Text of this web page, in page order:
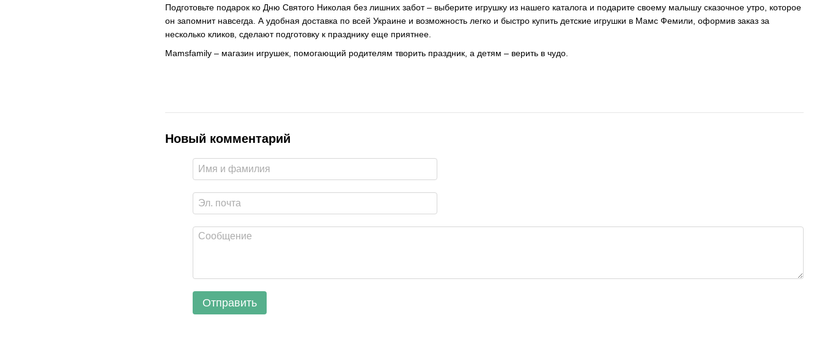
Подготовьте подарок ко Дню Святого Николая без лишних забот – выберите игрушку из нашего каталога и подарите своему малышу сказочное утро, которое
он запомнит навсегда. А удобная доставка по всей Украине и возможность легко и быстро купить детские игрушки в Мамс Фемили, оформив заказ за
несколько кликов, сделают подготовку к празднику еще приятнее.
Mamsfamily – магазин игрушек, помогающий родителям творить праздник, а детям – верить в чудо.
Новый комментарий
Отправить